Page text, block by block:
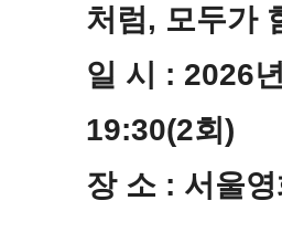
처럼, 모두가
일 시 : 2026
19:30(2회)
장 소 : 서울